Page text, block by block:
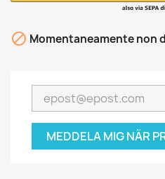
 Momentaneamente non
MEDDELA MIG NÄR